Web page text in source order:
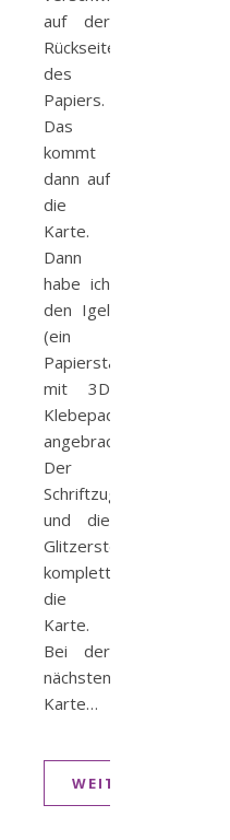
auf der
Rückseite
des
Papiers.
Das
kommt
dann auf
die
Karte.
Dann
habe ich
den Igel
(ein
Papierstanzteil)
mit 3D
Klebepads
angebracht.
Der
Schriftzug
und die
Glitzersteine
komplettieren
die
Karte.
Bei der
nächsten
Karte…
WEITERLESEN